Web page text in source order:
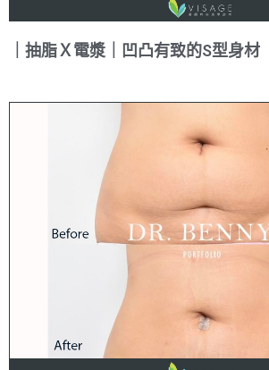
｜抽脂Ｘ電漿｜凹凸有致的S型身材